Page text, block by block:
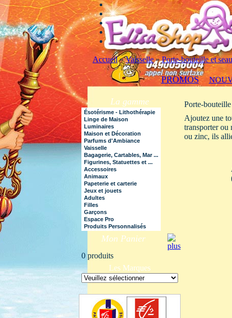
Accueil»Vaisselle»Porte-bouteille et
PROMOS
La gamme
Ésotérisme - Lithothérapie
Linge de Maison
Luminaires
Maison et Décoration
Parfums d'Ambiance
Vaisselle
Bagagerie, Cartables, Mar ...
Figurines, Statuettes et ...
Accessoires
Animaux
Papeterie et carterie
Jeux et jouets
Adultes
Filles
Garçons
Espace Pro
Produits Personnalisés
Mon Panier
0 produits
Les Marques
Porte-bouteille
Ajoutez une
transporter ou
ou zinc, ils